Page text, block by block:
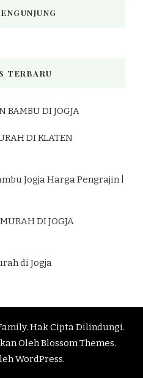
TERBARU
BAMBU DI JOGJA
DI KLATEN
Jogja Harga Pengrajin |
DI JOGJA
di Jogja
. Hak Cipta Dilindungi.
OlehBlossom Themes.
WordPress.